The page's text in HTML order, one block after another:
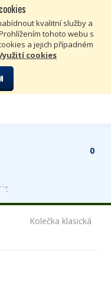
kvalitní služby a
tohoto webu s
a jejich případném
cookies
0
Kolečka klasická